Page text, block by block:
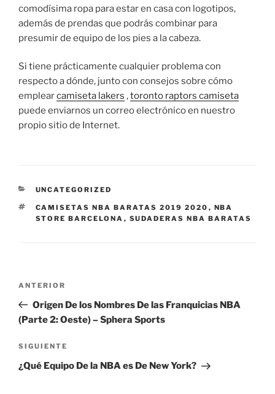
comodísima ropa para estar en casa con logotipos,
además de prendas que podrás combinar para
presumir de equipo de los pies a la cabeza.
Si tiene prácticamente cualquier problema con
respecto a dónde, junto con consejos sobre cómo
emplearcamiseta lakers ,toronto raptors camiseta
puede enviarnos un correo electrónico en nuestro
propio sitio de Internet.
CATEGORÍAS
UNCATEGORIZED
ETIQUETAS
CAMISETAS NBA BARATAS 2019 2020 , NBA
STORE BARCELONA , SUDADERAS NBA BARATAS
entradas
Entrada
anterior:
ANTERIOR
Origen De los Nombres De las Franquicias NBA
(Parte 2: Oeste) – Sphera Sports
Siguiente
entrada
SIGUIENTE
¿Qué Equipo De la NBA es De New York?